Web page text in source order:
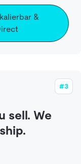
&
#3
sell. We